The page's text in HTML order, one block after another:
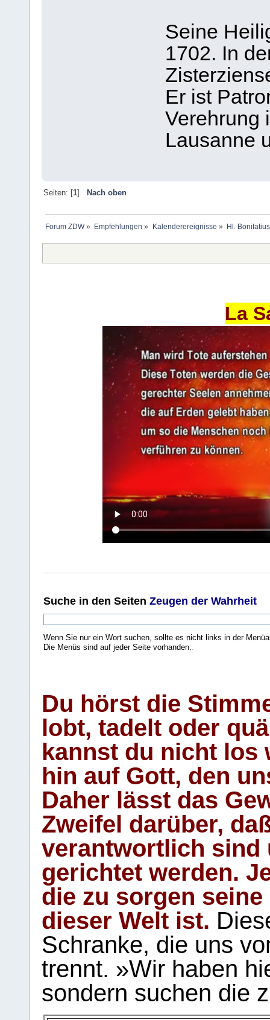
Seine
1702. In
Er ist
Verehrung
Lausanne
Seiten: [1] Nach oben
Forum ZDW» Empfehlungen » Kalenderereignisse » Hl.
La
Suche in den Seiten Zeugen der Wahrheit
Wenn Sie nur ein Wort suchen, sollte es nicht links in der
Die Menüs sind auf jeder Seite vorhanden.
Du hörst die
lobt, tadelt oder
kannst du nicht los
hin auf Gott, den
Daher lässt das
Zweifel darüber,
verantwortlich sind
gerichtet werden.
die zu sorgen
dieser Welt ist.
Schranke, die uns
trennt. »Wir haben
sondern suchen die